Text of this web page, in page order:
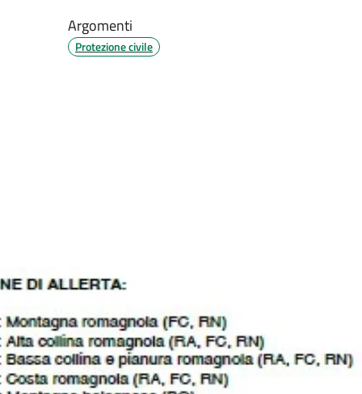
Argomenti
Protezione civile